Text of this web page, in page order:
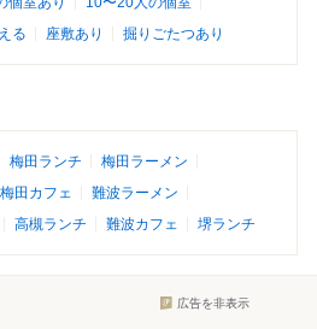
る 座敷あり 掘りごたつあり
梅田ランチ
梅田ラーメン
梅田カフェ
難波ラーメン
高槻ランチ 難波カフェ 堺ランチ
広告を非表示